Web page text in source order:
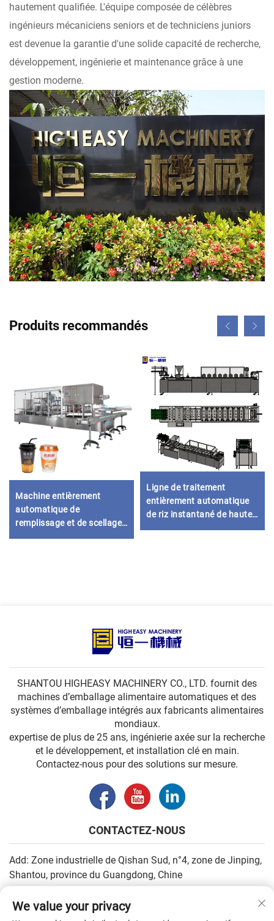
hautement qualifiée. L'équipe composée de célèbres
ingénieurs mécaniciens seniors et de techniciens juniors
est devenue la garantie d'une solide capacité de recherche,
développement, ingénierie et maintenance grâce à une
gestion moderne.
Produits recommandés
Machine entièrement
automatique de
remplissage et de scellage
de gobelets en papier pour
Ligne de traitement
entièrement automatique
de riz instantané de haute
SHANTOU HIGHEASY MACHINERY CO., LTD. fournit des
machines d’emballage alimentaire automatiques et des
systèmes d’emballage intégrés aux fabricants alimentaires
mondiaux.
expertise de plus de 25 ans, ingénierie axée sur la recherche
et le développement, et installation clé en main.
Contactez-nous pour des solutions sur mesure.
CONTACTEZ-NOUS
Add: Zone industrielle de Qishan Sud, n°4, zone de Jinping,
Shantou, province du Guangdong, Chine
+86-13502930779
We value your privacy